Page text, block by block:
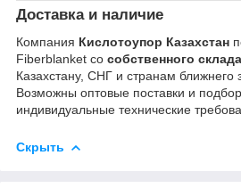
Доставка и наличие
Компания Кислотоупор Казахстан
Fiberblanket со собственного склада
Казахстану, СНГ и странам ближнего
Возможны оптовые поставки и
индивидуальные технические
Скрыть